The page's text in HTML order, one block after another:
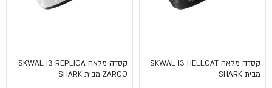
קסדה מלאה SKWAL i3 HELLCAT
מבית SHARK
קסדה מלאה SKWAL i3 REPLICA
ZARCO מבית SHARK